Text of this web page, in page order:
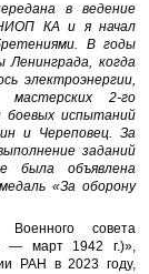
в ведение
КА и я начал
В годы
Ленинграда, когда
электроэнергии,
2-го
боевых испытаний
и Череповец. За
заданий
была объявлена
«За оборону
Военного совета
— март 1942 г.)»,
РАН в 2023 году,